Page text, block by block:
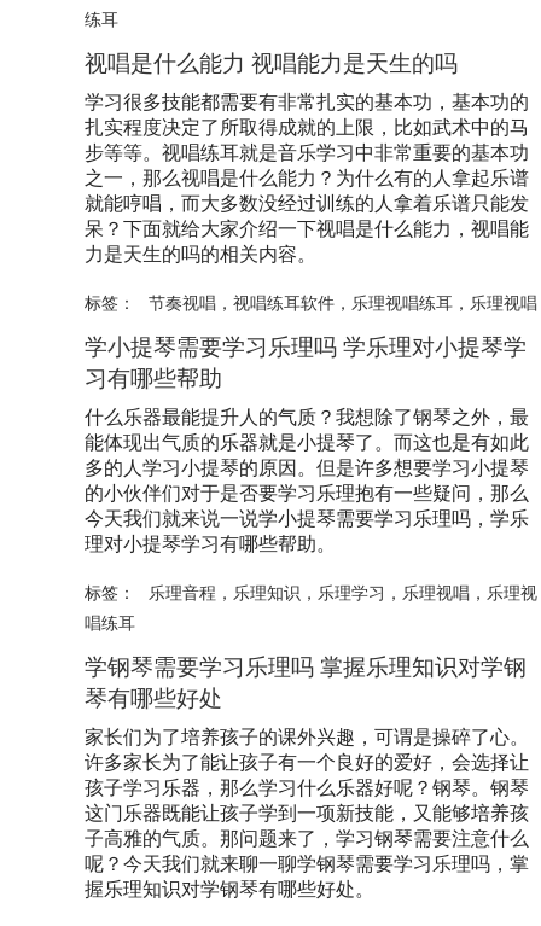
练耳
视唱是什么能力 视唱能力是天生的吗
学习很多技能都需要有非常扎实的基本功，基本功的
扎实程度决定了所取得成就的上限，比如武术中的马
步等等。视唱练耳就是音乐学习中非常重要的基本功
之一，那么视唱是什么能力？为什么有的人拿起乐谱
就能哼唱，而大多数没经过训练的人拿着乐谱只能发
呆？下面就给大家介绍一下视唱是什么能力，视唱能
力是天生的吗的相关内容。
标签： 节奏视唱， 视唱练耳软件， 乐理视唱练耳， 乐理视唱
学小提琴需要学习乐理吗 学乐理对小提琴学
习有哪些帮助
什么乐器最能提升人的气质？我想除了钢琴之外，最
能体现出气质的乐器就是小提琴了。而这也是有如此
多的人学习小提琴的原因。但是许多想要学习小提琴
的小伙伴们对于是否要学习乐理抱有一些疑问，那么
今天我们就来说一说学小提琴需要学习乐理吗，学乐
理对小提琴学习有哪些帮助。
标签： 乐理音程 ， 乐理知识 ， 乐理学习 ， 乐理视唱， 乐理视
唱练耳
学钢琴需要学习乐理吗 掌握乐理知识对学钢
琴有哪些好处
家长们为了培养孩子的课外兴趣，可谓是操碎了心。
许多家长为了能让孩子有一个良好的爱好，会选择让
孩子学习乐器，那么学习什么乐器好呢？钢琴。钢琴
这门乐器既能让孩子学到一项新技能，又能够培养孩
子高雅的气质。那问题来了，学习钢琴需要注意什么
呢？今天我们就来聊一聊学钢琴需要学习乐理吗，掌
握乐理知识对学钢琴有哪些好处。